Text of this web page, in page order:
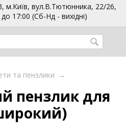
м.Київ, вул.В.Тютюнника, 22/26,
17:00 (Сб-Нд - вихідні)
та пензлики →
пензлик для